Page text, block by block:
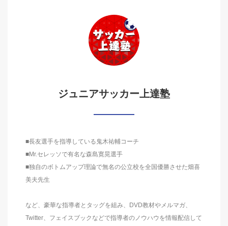
ジュニアサッカー上達塾
■長友選手を指導している鬼木祐輔コーチ
■Mr.セレッソで有名な森島寛晃選手
■独自のボトムアップ理論で無名の公立校を全国優勝させた畑喜
美夫先生
など、豪華な指導者とタッグを組み、DVD教材やメルマガ、
Twitter、フェイスブックなどで指導者のノウハウを情報配信して